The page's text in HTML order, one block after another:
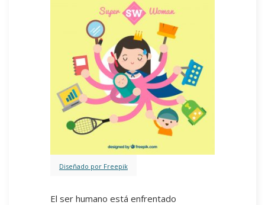
Diseñado por Freepik
El ser humano está enfrentado